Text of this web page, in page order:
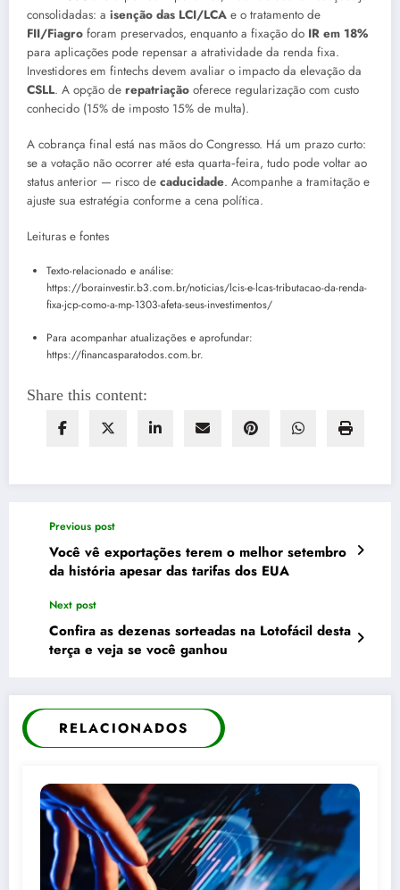
consolidadas: a isenção das LCI/LCA e o tratamento de
FII/Fiagro foram preservados, enquanto a fixação do IR em 18%
para aplicações pode repensar a atratividade da renda fixa.
Investidores em fintechs devem avaliar o impacto da elevação da
CSLL. A opção de repatriação oferece regularização com custo
conhecido (15% de imposto 15% de multa).
A cobrança final está nas mãos do Congresso. Há um prazo curto:
se a votação não ocorrer até esta quarta‑feira, tudo pode voltar ao
status anterior — risco de caducidade. Acompanhe a tramitação e
ajuste sua estratégia conforme a cena política.
Leituras e fontes
Texto-relacionado e análise:
https://borainvestir.b3.com.br/noticias/lcis-e-lcas-tributacao-da-renda-
fixa-jcp-como-a-mp-1303-afeta-seus-investimentos/
Para acompanhar atualizações e aprofundar:
https://financasparatodos.com.br.
Share this content:
Previous post
Você vê exportações terem o melhor setembro
da história apesar das tarifas dos EUA
Next post
Confira as dezenas sorteadas na Lotofácil desta
terça e veja se você ganhou
RELACIONADOS